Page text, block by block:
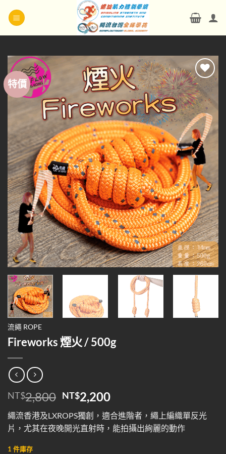
特價
Add to
wishlist
流繩 ROPE
Fireworks 煙火 / 500g
NT$2,800 原
價
格：
NT$2,200目
前
價
格：
繩流香港及LXROPS獨創，適合進階者，繩上編織單反光
片，尤其在夜晚開光直射時，能拍攝出絢麗的動作
1 件庫存